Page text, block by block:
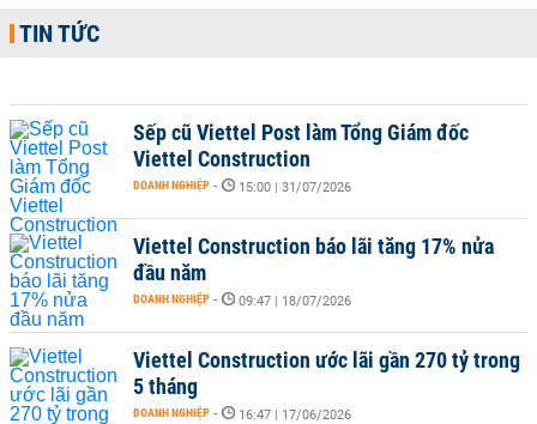
TIN TỨC
Sếp cũ Viettel Post làm Tổng Giám đốc
Viettel Construction
DOANH NGHIỆP - 15:00 | 31/07/2026
Viettel Construction báo lãi tăng 17% nửa
đầu năm
DOANH NGHIỆP - 09:47 | 18/07/2026
Viettel Construction ước lãi gần 270 tỷ trong
5 tháng
DOANH NGHIỆP - 16:47 | 17/06/2026